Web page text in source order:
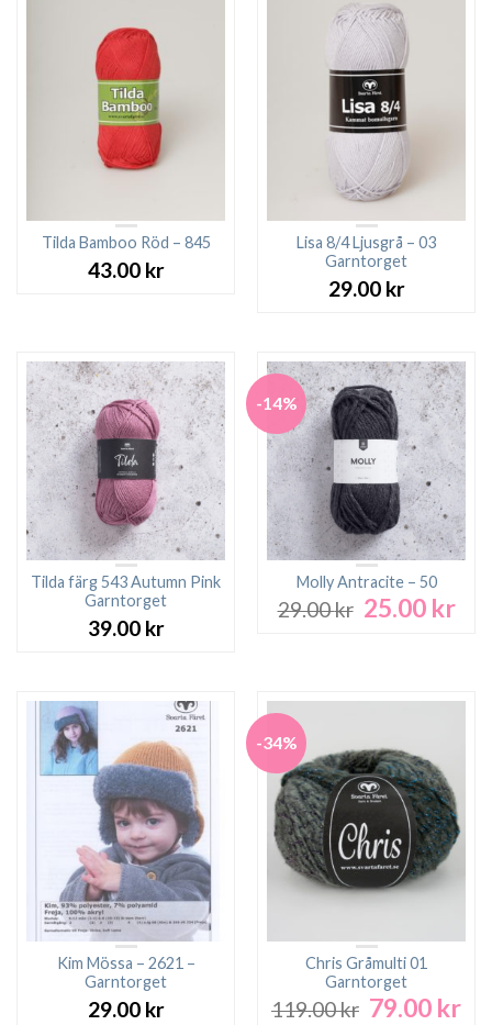
Tilda Bamboo Röd – 845
43.00 kr
Lisa 8/4 Ljusgrå – 03
Garntorget
29.00 kr
Tilda färg 543 Autumn Pink
Garntorget
39.00 kr
-14%
Molly Antracite – 50
29.00kr Det
ursprungliga
25.00 krDet
Kim Mössa – 2621 –
Garntorget
29.00 kr
-34%
Chris Gråmulti 01
Garntorget
119.00kr Det
79.00 kr